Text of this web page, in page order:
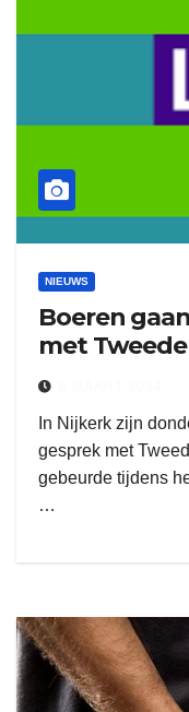
NIEUWS
Boeren
met
In Nijkerk zijn
gesprek met
gebeurde tijdens
…